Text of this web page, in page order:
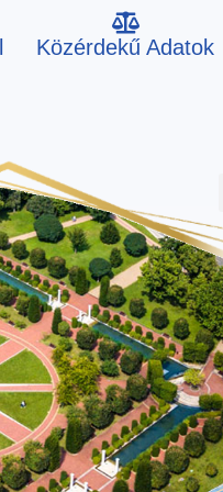
Közérdekű Adatok